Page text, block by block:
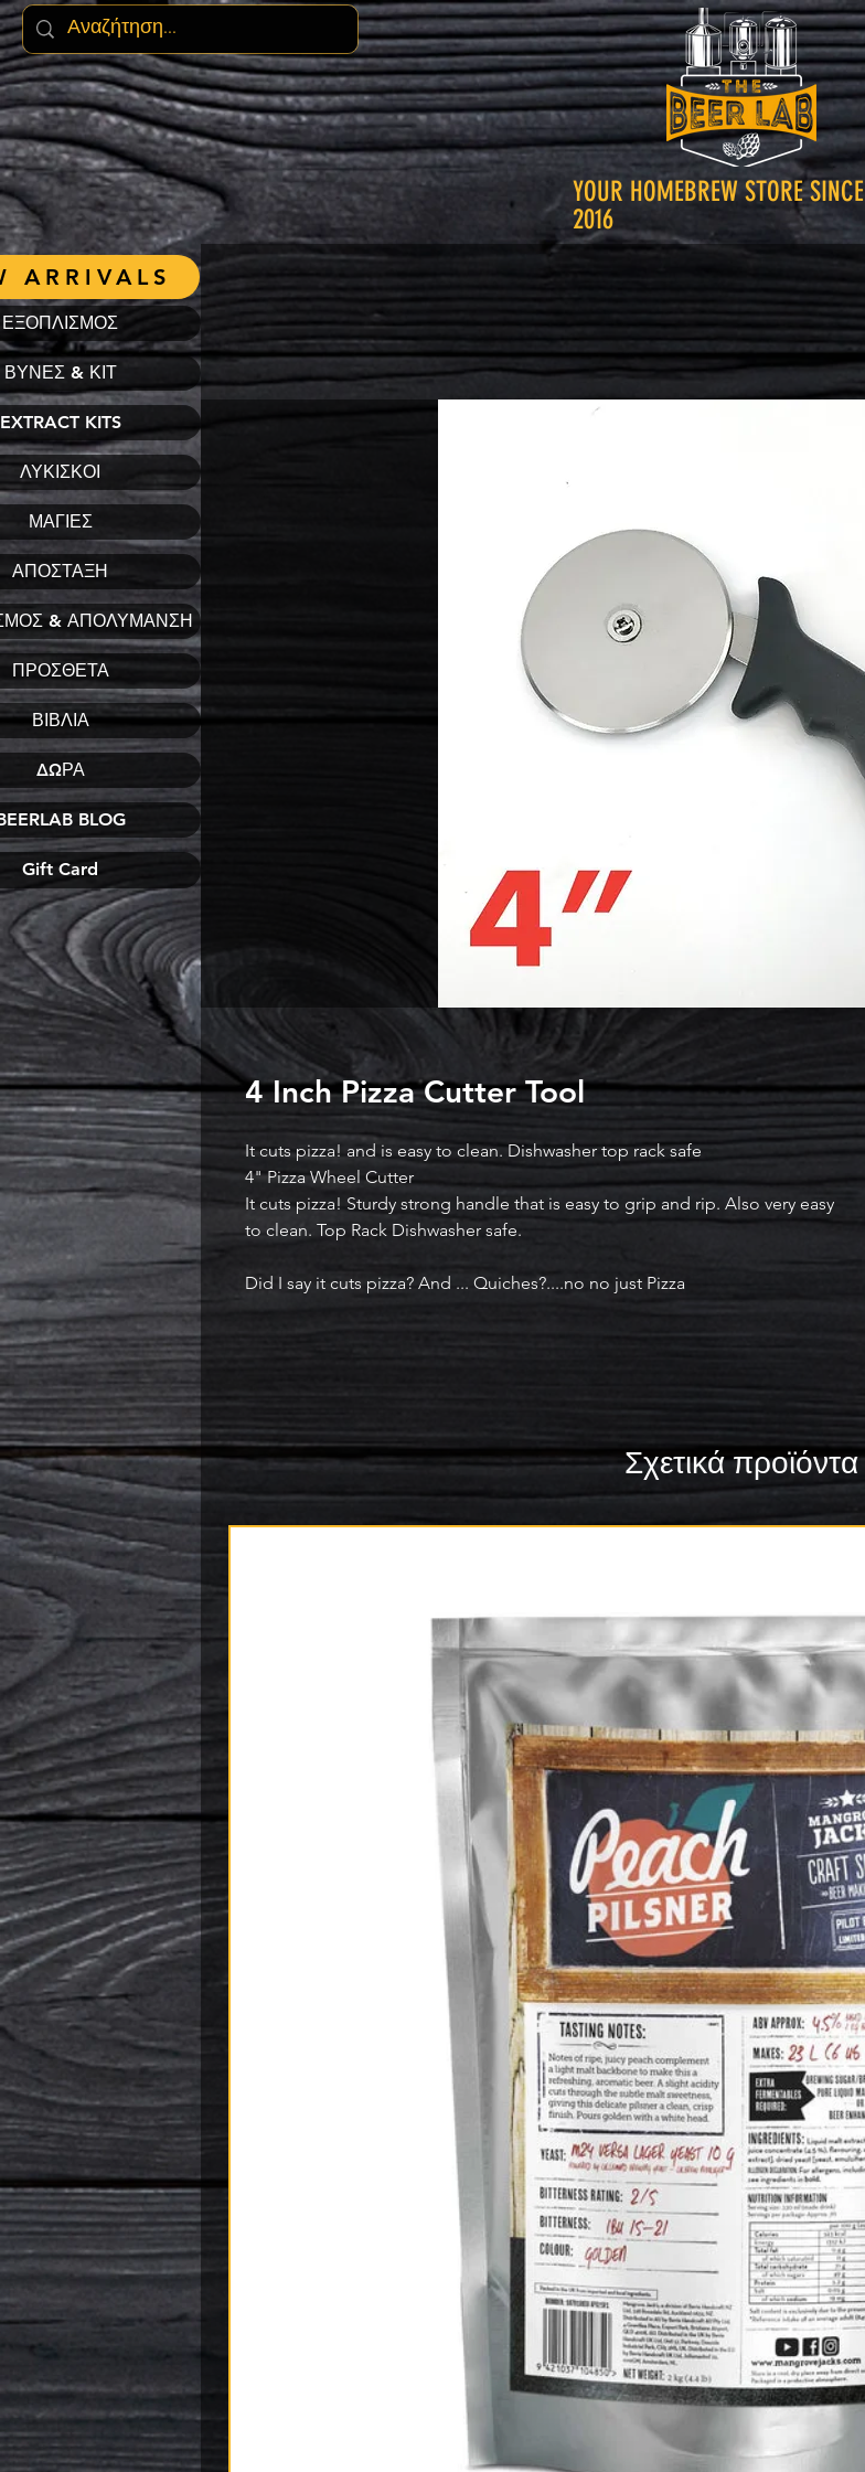
YOUR HOMEBREW STORE SINCE
2016
4 Inch Pizza Cutter Tool
It cuts pizza! and is easy to clean. Dishwasher top rack safe
4" Pizza Wheel Cutter
It cuts pizza! Sturdy strong handle that is easy to grip and rip. Also very easy
to clean. Top Rack Dishwasher safe.
Did I say it cuts pizza? And ... Quiches?....no no just Pizza
Σχετικά προϊόντα
ΕΞΟΠΛΙΣΜΟΣ
ΒΥΝΕΣ & ΚΙΤ
EXTRACT KITS
ΛΥΚΙΣΚΟΙ
ΜΑΓΙΕΣ
ΑΠΟΣΤΑΞΗ
& ΑΠΟΛΥΜΑΝΣΗ
ΠΡΟΣΘΕΤΑ
ΒΙΒΛΙΑ
ΔΩΡΑ
BLOG
Gift Card
ARRIVALS